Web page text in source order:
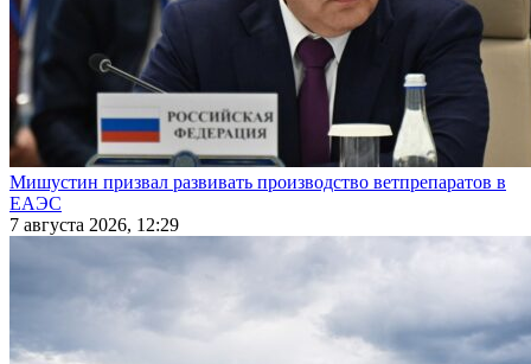
Мишустин призвал развивать производство ветпрепаратов в
ЕАЭС
7 августа 2026, 12:29